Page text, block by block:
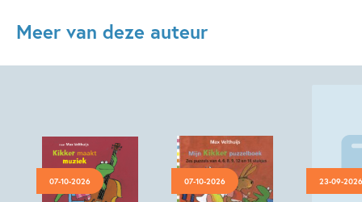
Meer van deze auteur
07-10-2026 07-10-2026 23-09-2026